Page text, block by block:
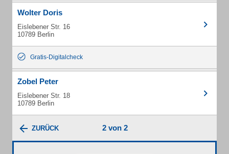
Wolter Doris
Eislebener Str. 16
10789 Berlin
Gratis-Digitalcheck
Zobel Peter
Eislebener Str. 18
10789 Berlin
ZURÜCK 2 von 2